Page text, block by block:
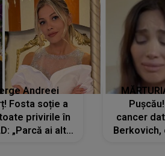
Andreei
Fosta soție a
privirile în
„Parcă ai altă
cancer
Berkovich,